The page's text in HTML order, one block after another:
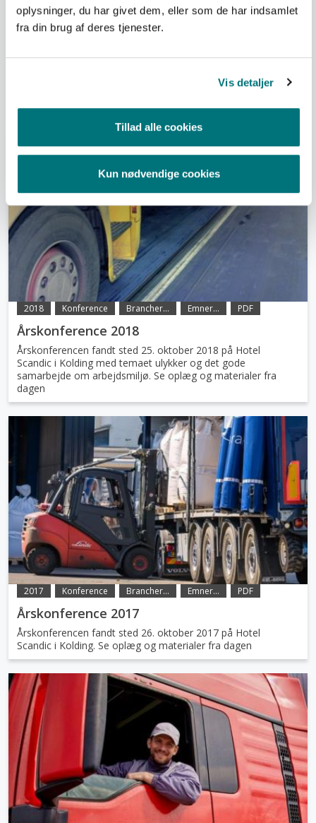
oplysninger, du har givet dem, eller som de har indsamlet
fra din brug af deres tjenester.
Vis detaljer
Tillad alle cookies
Kun nødvendige cookies
Scandic i Kolding. Se oplæg og materialer fra dagen
2018 Konference Brancher... Emner... PDF
Årskonference 2018
Årskonferencen fandt sted 25. oktober 2018 på Hotel
Scandic i Kolding med temaet ulykker og det gode
samarbejde om arbejdsmiljø. Se oplæg og materialer fra
dagen
2017 Konference Brancher... Emner... PDF
Årskonference 2017
Årskonferencen fandt sted 26. oktober 2017 på Hotel
Scandic i Kolding. Se oplæg og materialer fra dagen